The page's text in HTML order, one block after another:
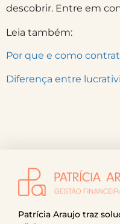
descobrir. Entre em
Leia também:
Por que e como
Diferença entre
Patrícia Araujo traz